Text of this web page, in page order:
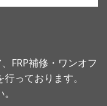
FRP補修・ワンオフ
っております。